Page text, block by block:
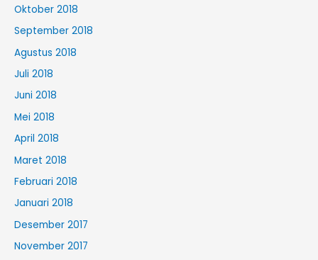
Oktober 2018
September 2018
Agustus 2018
Juli 2018
Juni 2018
Mei 2018
April 2018
Maret 2018
Februari 2018
Januari 2018
Desember 2017
November 2017